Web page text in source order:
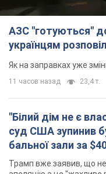
АЗС "готуються"
українцям
Як на заправках уже
11 часов назад 23,4 т.
"Білий дім не є
суд США зупинив
бальної зали за
Трамп вже заявив, що